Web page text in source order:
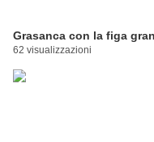
Grasanca con la figa
62 visualizzazioni